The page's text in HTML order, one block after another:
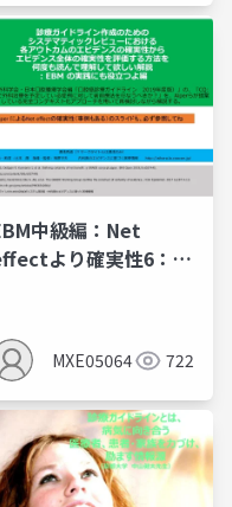
中級編：Net
より確実性6：全
MXE05064 722